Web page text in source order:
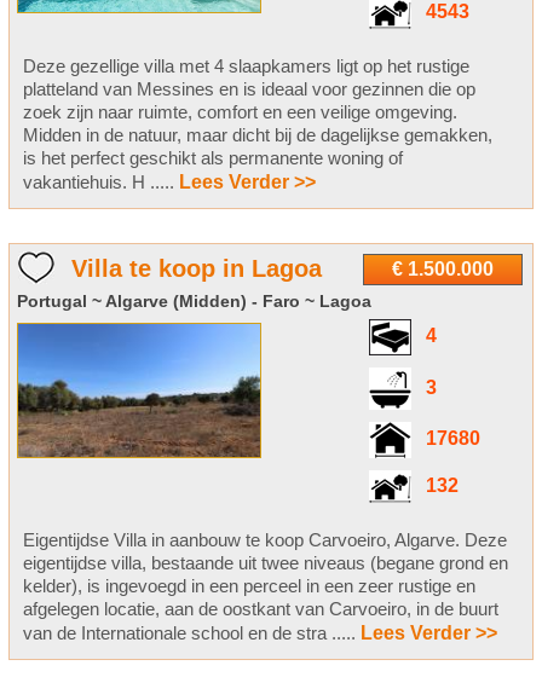
4543
Deze gezellige villa met 4 slaapkamers ligt op het rustige
platteland van Messines en is ideaal voor gezinnen die op
zoek zijn naar ruimte, comfort en een veilige omgeving.
Midden in de natuur, maar dicht bij de dagelijkse gemakken,
is het perfect geschikt als permanente woning of
vakantiehuis. H ..... Lees Verder >>
€ 1.500.000
Villa te koop in Lagoa
Portugal ~ Algarve (Midden) - Faro ~ Lagoa
4
3
17680
132
Eigentijdse Villa in aanbouw te koop Carvoeiro, Algarve. Deze
eigentijdse villa, bestaande uit twee niveaus (begane grond en
kelder), is ingevoegd in een perceel in een zeer rustige en
afgelegen locatie, aan de oostkant van Carvoeiro, in de buurt
van de Internationale school en de stra ..... Lees Verder >>